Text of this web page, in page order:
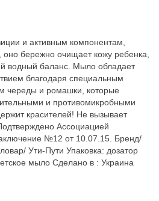
и активным компонентам,
бережно очищает кожу ребенка,
водный баланс. Мыло обладает
благодаря специальным
череды и ромашки, которые
и противомикробными
красителей! Не вызывает
Ассоциацией
№12 от 10.07.15. Бренд/
Ути-Пути Упаковка: дозатор
мыло Сделано в : Украина